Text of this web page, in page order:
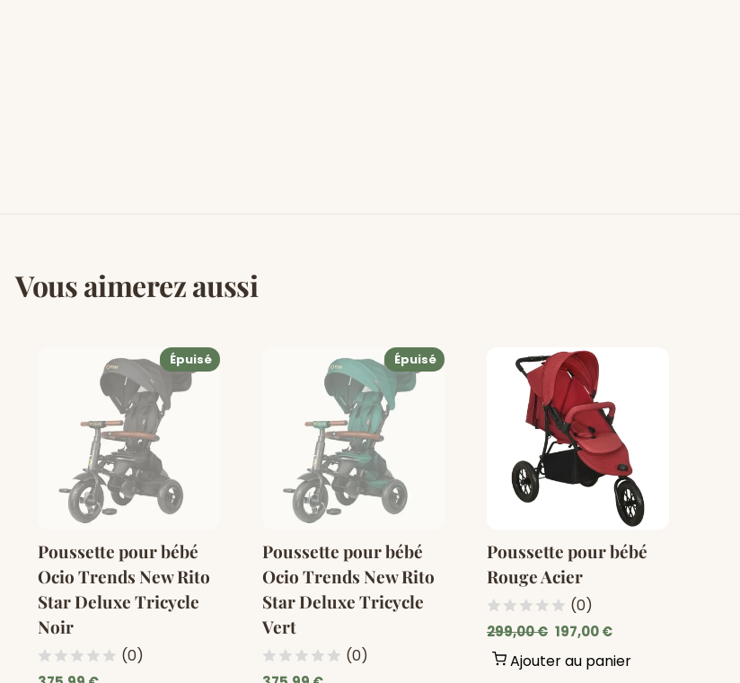
Vous aimerez aussi
Épuisé
Poussette pour bébé
Ocio Trends New Rito
Star Deluxe Tricycle
Noir
(0)
Épuisé
Poussette pour bébé
Ocio Trends New Rito
Star Deluxe Tricycle
Vert
(0)
Poussette pour bébé
Rouge Acier
(0)
Prix
régulier
299,00 € Prix
197,00 €
Ajouter au panier